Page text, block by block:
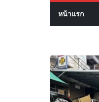
หน้าแรก